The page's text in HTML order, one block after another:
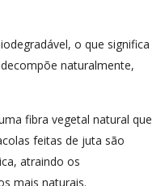
o que significa
naturalmente,
fibra vegetal natural que
feitas de juta são
atraindo os
mais naturais.